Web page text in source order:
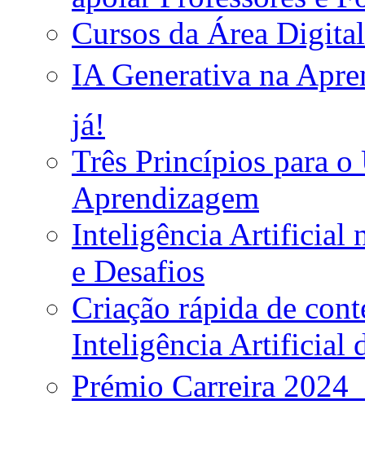
Cursos da Área
IA Generativa na
já!
Três Princípios para
Aprendizagem
Inteligência Artificial
e Desafios
Criação rápida de
Inteligência Artificial
Prémio Carreira 2024